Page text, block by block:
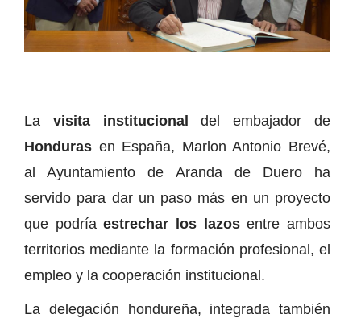
La visita institucionaldel embajador de
Honduras en España, Marlon Antonio Brevé,
al Ayuntamiento de Aranda de Duero ha
servido para dar un paso más en un proyecto
que podríaestrechar los lazosentre ambos
territorios mediante la formación profesional, el
empleo y la cooperación institucional.
La delegación hondureña, integrada también